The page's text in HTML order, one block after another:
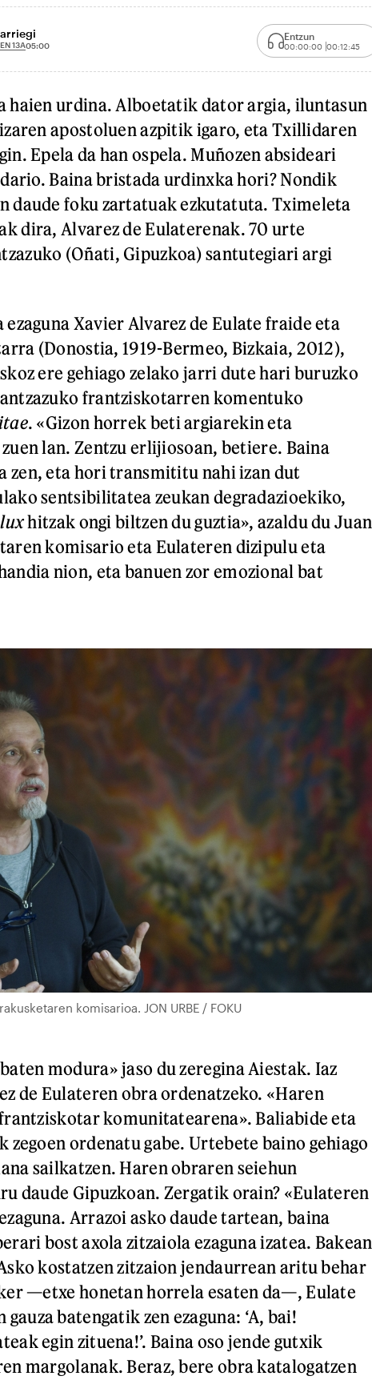
13A05:00
Entzun
00:00:00 00:12:45
haien urdina. Alboetatik dator argia, iluntasun
apostoluen azpitik igaro, eta Txillidaren
Epela da han ospela. Muñozen absideari
Baina bristada urdinxka hori? Nondik
daude foku zartatuak ezkutatuta. Tximeleta
dira, Alvarez de Eulaterenak. 70 urte
(Oñati, Gipuzkoa) santutegiari argi
Xavier Alvarez de Eulate fraide eta
(Donostia, 1919-Bermeo, Bizkaia, 2012),
ere gehiago zelako jarri dute hari buruzko
frantziskotarren komentuko
. «Gizon horrek beti argiarekin eta
lan. Zentzu erlijiosoan, betiere. Baina
zen, eta hori transmititu nahi izan dut
sentsibilitatea zeukan degradazioekiko,
luxhitzak ongi biltzen du guztia», azaldu du Juan
komisario eta Eulateren dizipulu eta
nion, eta banuen zor emozional bat
komisarioa. JON URBE / FOKU
modura» jaso du zeregina Aiestak. Iaz
de Eulateren obra ordenatzeko. «Haren
komunitatearena». Baliabide eta
zegoen ordenatu gabe. Urtebete baino gehiago
sailkatzen. Haren obraren seiehun
daude Gipuzkoan. Zergatik orain? «Eulateren
Arrazoi asko daude tartean, baina
bost axola zitzaiola ezaguna izatea. Bakean
kostatzen zitzaion jendaurrean aritu behar
—etxe honetan horrela esaten da—, Eulate
batengatik zen ezaguna: ‘A, bai!
egin zituena!’. Baina oso jende gutxik
margolanak. Beraz, bere obra katalogatzen